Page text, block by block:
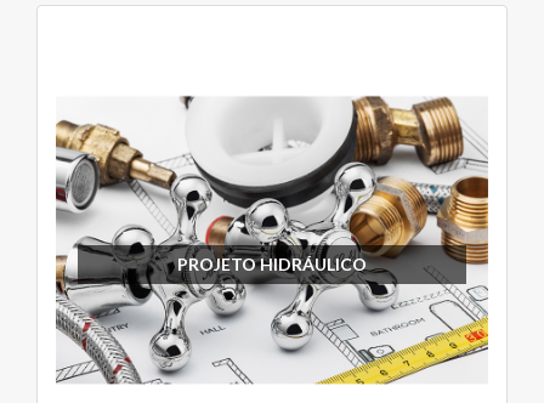
PROJETO HIDRÁULICO